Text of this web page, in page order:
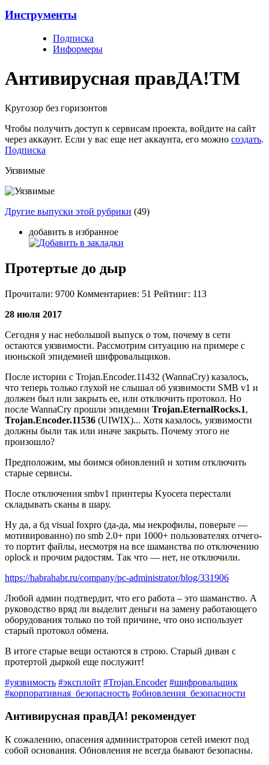
Инструменты
Подписка
Информеры
Антивирусная правДА!TM
Кругозор без горизонтов
Чтобы получить доступ к сервисам проекта, войдите на сайт
через аккаунт. Если у вас еще нет аккаунта, его можно создать.
Подписка
Уязвимые
Другие выпуски этой рубрики (49)
добавить в избранное
Протертые до дыр
Прочитали: 9700 Комментариев: 51 Рейтинг: 113
28 июля 2017
Сегодня у нас небольшой выпуск о том, почему в сети
остаются уязвимости. Рассмотрим ситуацию на примере с
июньской эпидемией шифровальщиков.
После истории с Trojan.Encoder.11432 (WannaCry) казалось,
что теперь только глухой не слышал об уязвимости SMB v1 и
должен был или закрыть ее, или отключить протокол. Но
после WannaCry прошли эпидемии Trojan.EternalRocks.1,
Trojan.Encoder.11536 (UIWIX)... Хотя казалось, уязвимости
должны были так или иначе закрыть. Почему этого не
произошло?
Предположим, мы боимся обновлений и хотим отключить
старые сервисы.
После отключения smbv1 принтеры Kyocera перестали
складывать сканы в шару.
Ну да, а бд visual foxpro (да-да, мы некрофилы, поверьте —
мотивированно) по smb 2.0+ при 1000+ пользователях отчего-
то портит файлы, несмотря на все шаманства по отключению
oplock и прочим радостям. Так что — нет, не отключили.
https://habrahabr.ru/company/pc-administrator/blog/331906
Любой админ подтвердит, что его работа – это шаманство. А
руководство вряд ли выделит деньги на замену работающего
оборудования только по той причине, что оно использует
старый протокол обмена.
В итоге старые вещи остаются в строю. Старый диван с
протертой дыркой еще послужит!
#уязвимость #эксплойт #Trojan.Encoder #шифровальщик
#корпоративная_безопасность #обновления_безопасности
Антивирусная правДА! рекомендует
К сожалению, опасения администраторов сетей имеют под
собой основания. Обновления не всегда бывают безопасны.